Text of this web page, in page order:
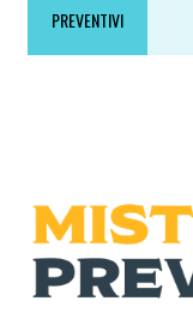
PREVENTIVI